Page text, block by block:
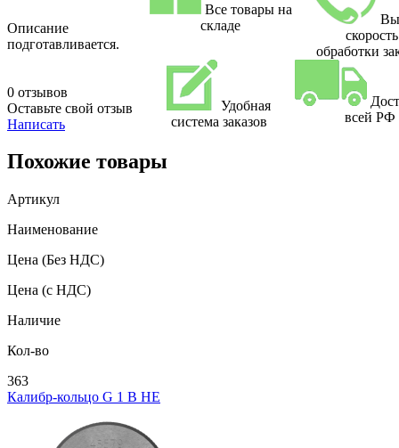
Описание
подготавливается.
0 отзывов
Оставьте свой отзыв
Написать
Все товары на
складе
скорость
обработки
Удобная
система заказов
всей РФ
Похожие товары
Артикул
Наименование
Цена (Без НДС)
Цена (с НДС)
Наличие
Кол-во
363
Калибр-кольцо G 1 В НЕ